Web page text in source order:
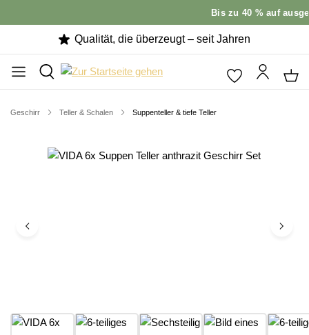
Bis zu 40 % auf
Qualität, die überzeugt – seit Jahren
Geschirr Teller & Schalen Suppenteller & tiefe Teller
Bildergalerie überspringen